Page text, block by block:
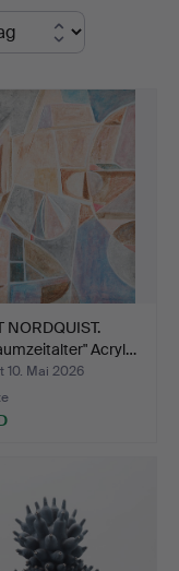
and discover
contemporary art
NORDQUIST.
Acryl…
10. Mai 2026